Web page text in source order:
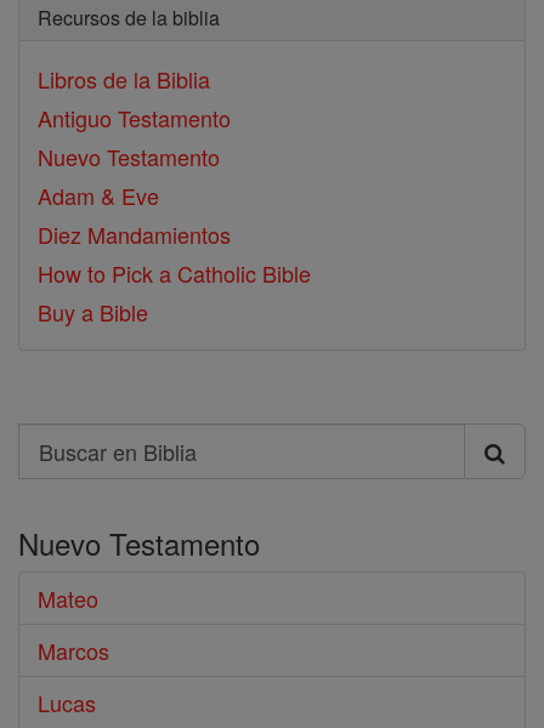
Recursos de la biblia
Libros de la Biblia
Antiguo Testamento
Nuevo Testamento
Adam & Eve
Diez Mandamientos
How to Pick a Catholic Bible
Buy a Bible
Search
Buscar
Biblia
Nuevo Testamento
Mateo
Marcos
Lucas